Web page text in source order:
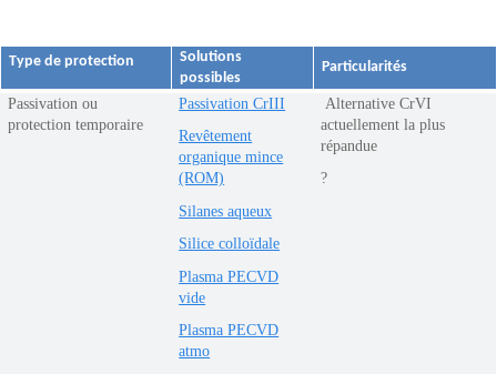
Type de protection
Solutions
possibles
Particularités
Passivation ou
protection temporaire
Passivation CrIII
Revêtement
organique mince
(ROM)
Silanes aqueux
Silice colloïdale
Plasma PECVD
vide
Plasma PECVD
atmo
Alternative CrVI
actuellement la plus
répandue
?